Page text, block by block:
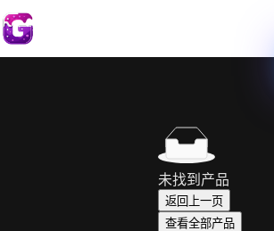
未找到产品
返回上一页
查看全部产品